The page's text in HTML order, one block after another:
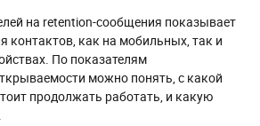
на retention-сообщения показывает
контактов, как на мобильных, так и
По показателям
можно понять, с какой
продолжать работать, и какую